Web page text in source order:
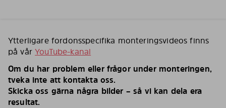
Ytterligare fordonsspecifika monteringsvideos finns
på vårYouTube-kanal
Om du har problem eller frågor under monteringen,
tveka inte att kontakta oss.
Skicka oss gärna några bilder – så vi kan dela era
resultat.